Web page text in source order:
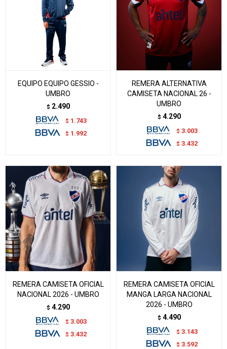
EQUIPO EQUIPO GESSIO -
UMBRO
$ 2.490
$ 1.743
$ 1.992
REMERA ALTERNATIVA
CAMISETA NACIONAL 26 -
UMBRO
$ 4.290
$ 3.003
$ 3.432
REMERA CAMISETA OFICIAL
NACIONAL 2026 - UMBRO
$ 4.290
$ 3.003
$ 3.432
REMERA CAMISETA OFICIAL
MANGA LARGA NACIONAL
2026 - UMBRO
$ 4.490
$ 3.143
$ 3.592